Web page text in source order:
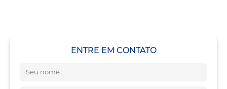
ENTRE EM CONTATO